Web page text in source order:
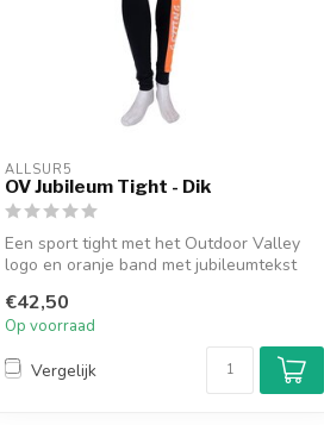
ALLSUR5
OV Jubileum Tight - Dik
Een sport tight met het Outdoor Valley
logo en oranje band met jubileumtekst
€42,50
Op voorraad
Vergelijk